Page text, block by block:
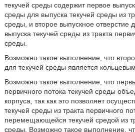
текучей среды содержит первое
среды для выпуска текучей среды из
среды, и второе выпускное отверстие
выпуска текучей среды из тракта
среды.
Возможно такое выполнение, что
для текучей среды является кольцевым.
Возможно такое выполнение, что
первичного потока текучей среды
корпуса, так как это позволяет
текучей среды из тракта первичного
перемещающейся текучей средой из
среды. Возможно такое выполнение,